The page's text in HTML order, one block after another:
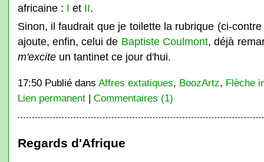
africaine : I et II.
Sinon, il faudrait que je toilette la rubrique (ci-
ajoute, enfin, celui de Baptiste Coulmont, déjà
m'exciteun tantinet ce jour d'hui.
17:50 Publié dans Affres extatiques, BoozArtz, Flèche
Lien permanent| Commentaires (1)
Regards d'Afrique